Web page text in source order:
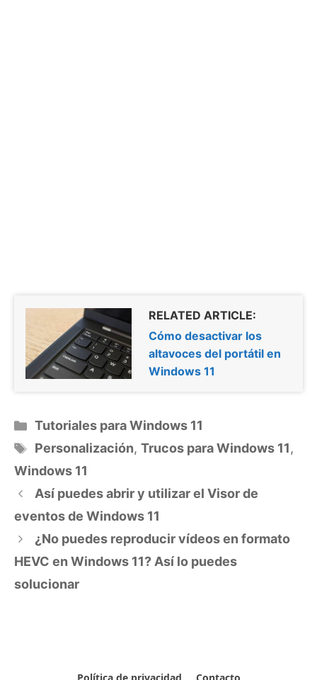
RELATED ARTICLE:
Cómo desactivar los
altavoces del portátil en
Windows 11
Categorías
Tutoriales para Windows 11
Etiquetas
Personalización, Trucos para Windows 11,
Windows 11
Así puedes abrir y utilizar el Visor de
eventos de Windows 11
¿No puedes reproducir vídeos en formato
HEVC en Windows 11? Así lo puedes
solucionar